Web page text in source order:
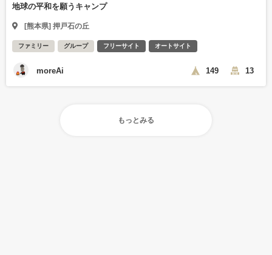
地球の平和を願うキャンプ
[熊本県] 押戸石の丘
ファミリー グループ フリーサイト オートサイト
moreAi 149 13
もっとみる